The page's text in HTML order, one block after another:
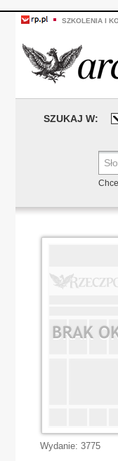
SZKOLENIA I
SZUKAJ W:
Wydanie: 3775